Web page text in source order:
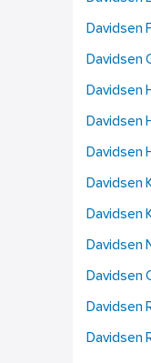
Davidsen
Davidsen
Davidsen
Davidsen
Davidsen
Davidsen
Davidsen
Davidsen
Davidsen
Davidsen
Davidsen